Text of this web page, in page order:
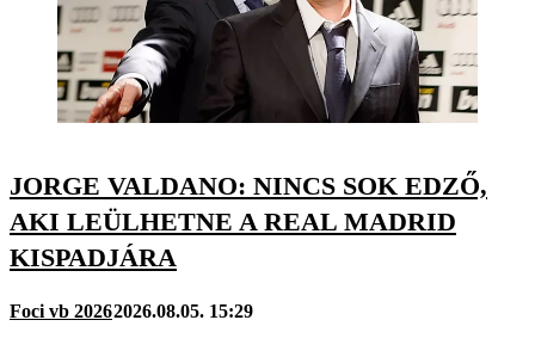
JORGE VALDANO: NINCS SOK EDZŐ,
AKI LEÜLHETNE A REAL MADRID
KISPADJÁRA
Foci vb 20262026.08.05. 15:29